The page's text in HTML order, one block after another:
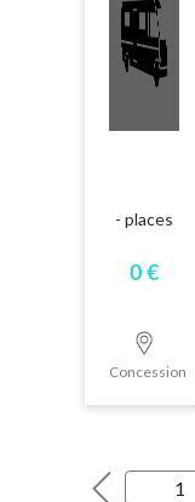
- places
0 €
Concession
1